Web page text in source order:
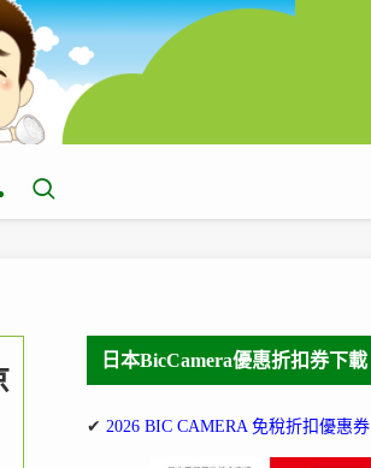
日本BicCamera優惠折扣券下載
✔ 2026 BIC CAMERA 免稅折扣優惠券